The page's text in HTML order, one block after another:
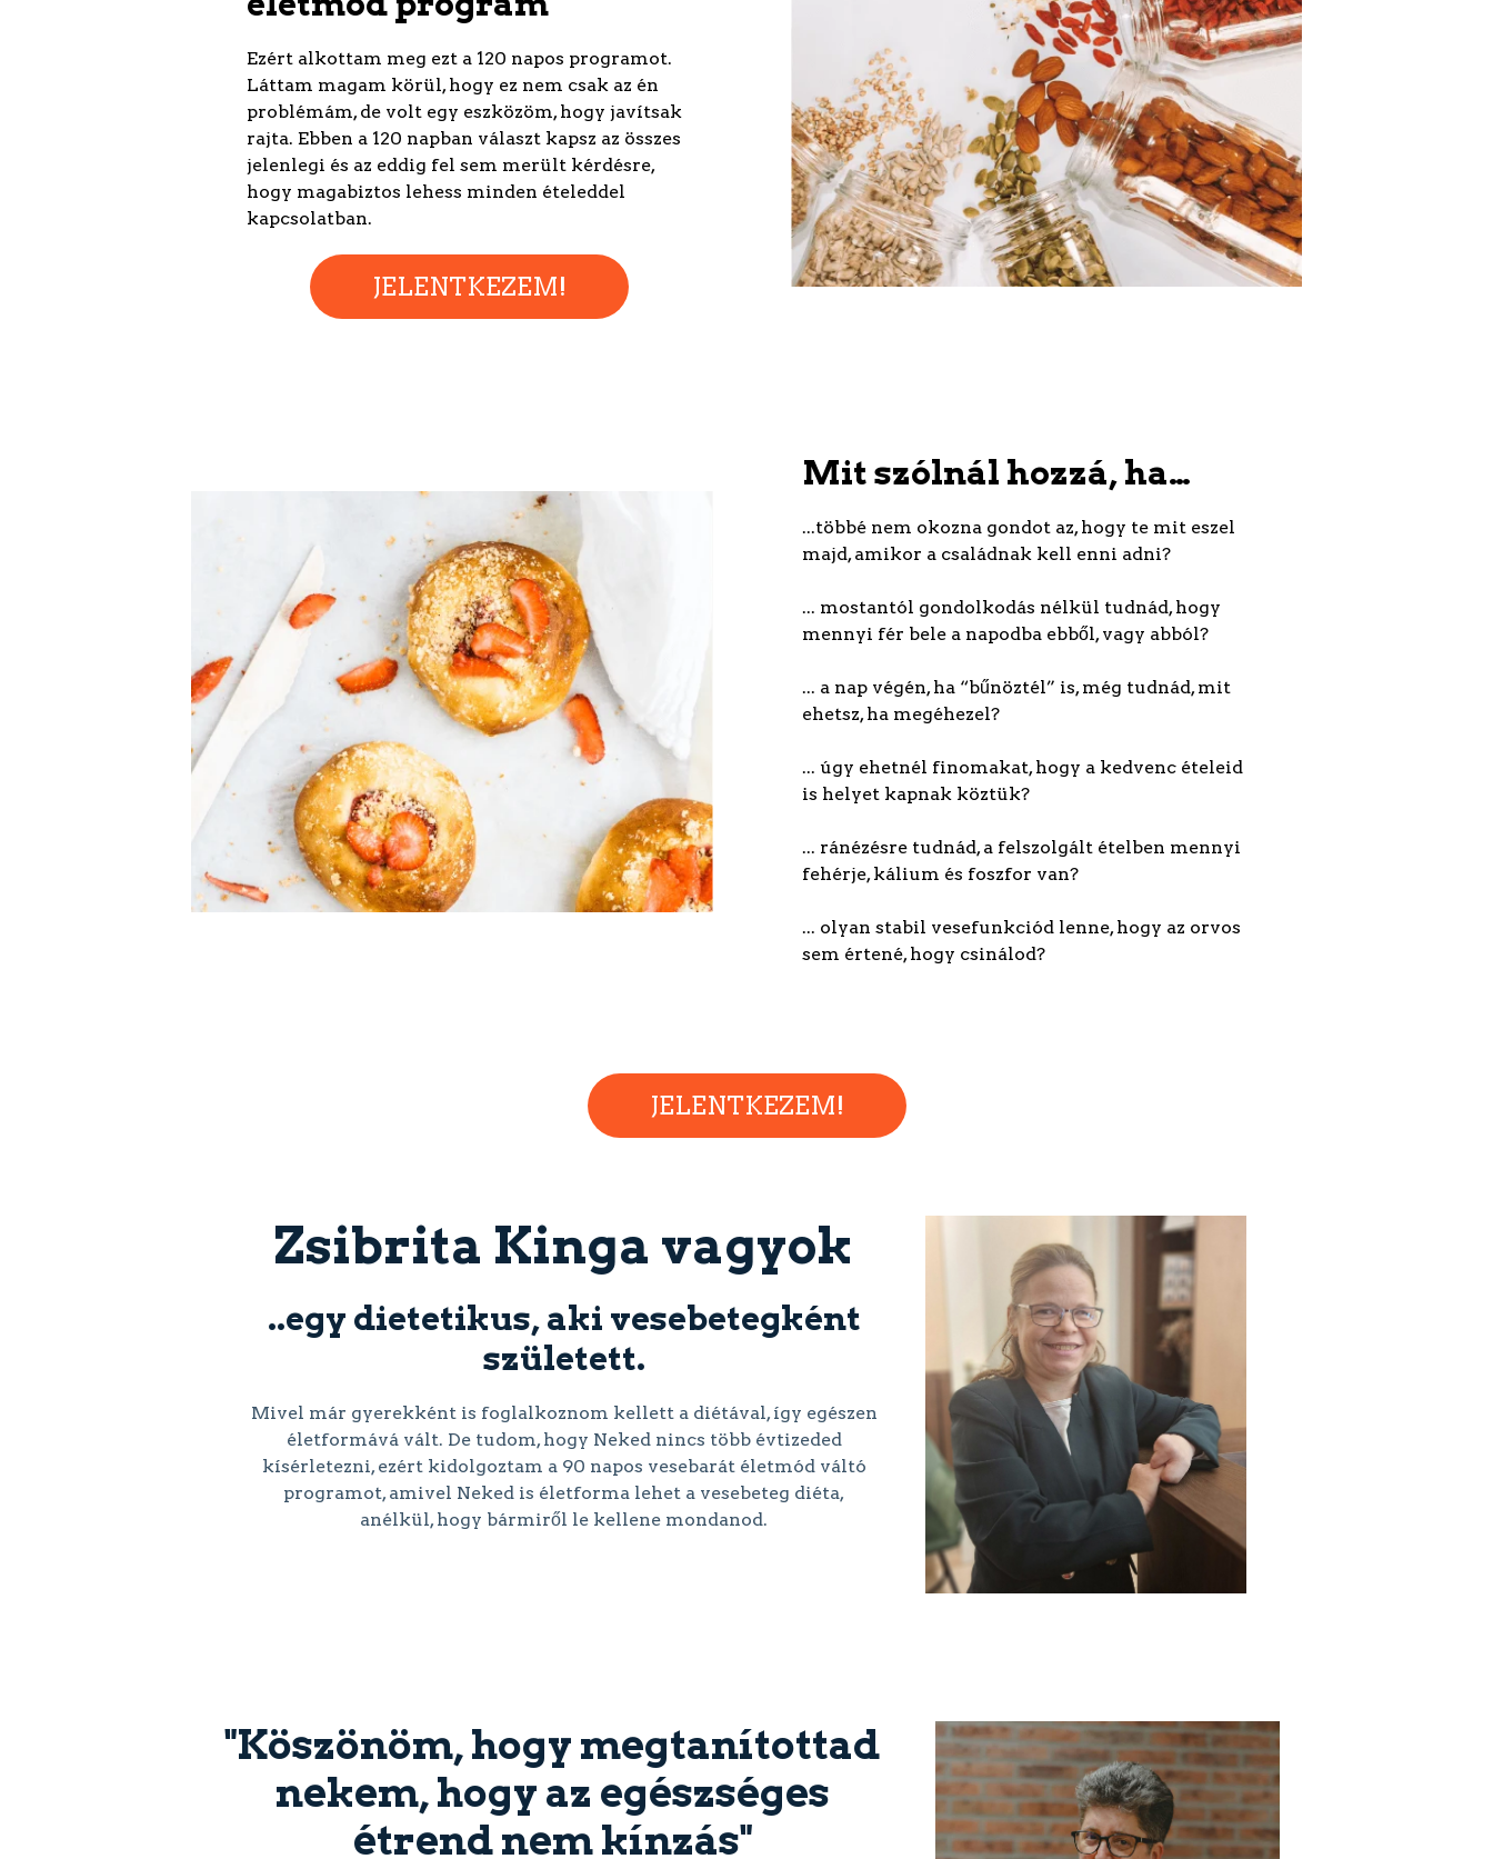
Ezért alkottam meg ezt a 120 napos programot.
Láttam magam körül, hogy ez nem csak az én
problémám, de volt egy eszközöm, hogy javítsak
rajta. Ebben a 120 napban választ kapsz az összes
jelenlegi és az eddig fel sem merült kérdésre,
hogy magabiztos lehess minden ételeddel
kapcsolatban.
JELENTKEZEM!
Mit szólnál hozzá, ha…
...többé nem okozna gondot az, hogy te mit eszel
majd, amikor a családnak kell enni adni?
... mostantól gondolkodás nélkül tudnád, hogy
mennyi fér bele a napodba ebből, vagy abból?
... a nap végén, ha “bűnöztél” is, még tudnád, mit
ehetsz, ha megéhezel?
... úgy ehetnél finomakat, hogy a kedvenc ételeid
is helyet kapnak köztük?
... ránézésre tudnád, a felszolgált ételben mennyi
fehérje, kálium és foszfor van?
... olyan stabil vesefunkciód lenne, hogy az orvos
sem értené, hogy csinálod?
JELENTKEZEM!
Zsibrita Kinga vagyok
..egy dietetikus, aki vesebetegként
született.
Mivel már gyerekként is foglalkoznom kellett a diétával, így egészen
életformává vált. De tudom, hogy Neked nincs több évtizeded
kísérletezni, ezért kidolgoztam a 90 napos vesebarát életmód váltó
programot, amivel Neked is életforma lehet a vesebeteg diéta,
anélkül, hogy bármiről le kellene mondanod.
"Köszönöm, hogy megtanítottad
nekem, hogy az egészséges
étrend nem kínzás"